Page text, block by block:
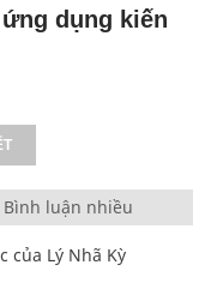
dụng kiến
Bình luận nhiều
của Lý Nhã Kỳ